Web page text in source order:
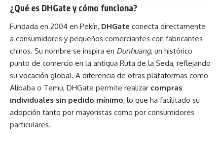
¿Qué es DHGate y cómo funciona?
Fundada en 2004 en Pekín, DHGate conecta directamente
a consumidores y pequeños comerciantes con fabricantes
chinos. Su nombre se inspira en Dunhuang, un histórico
punto de comercio en la antigua Ruta de la Seda, reflejando
su vocación global. A diferencia de otras plataformas como
Alibaba o Temu, DHGate permite realizar compras
individuales sin pedido mínimo, lo que ha facilitado su
adopción tanto por mayoristas como por consumidores
particulares.